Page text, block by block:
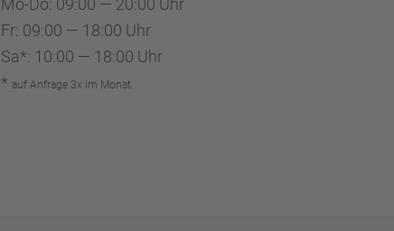
Mo-Do: 09:00 — 20:00 Uhr
Fr: 09:00 — 18:00 Uhr
Sa*: 10:00 — 18:00 Uhr
* auf Anfrage 3x im Monat